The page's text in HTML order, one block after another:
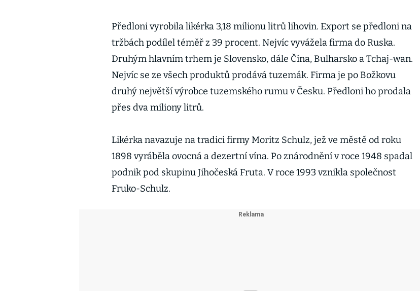
Předloni vyrobila likérka 3,18 milionu litrů lihovin. Export se předloni na
tržbách podílel téměř z 39 procent. Nejvíc vyvážela firma do Ruska.
Druhým hlavním trhem je Slovensko, dále Čína, Bulharsko a Tchaj-wan.
Nejvíc se ze všech produktů prodává tuzemák. Firma je po Božkovu
druhý největší výrobce tuzemského rumu v Česku. Předloni ho prodala
přes dva miliony litrů.
Likérka navazuje na tradici firmy Moritz Schulz, jež ve městě od roku
1898 vyráběla ovocná a dezertní vína. Po znárodnění v roce 1948 spadal
podnik pod skupinu Jihočeská Fruta. V roce 1993 vznikla společnost
Fruko-Schulz.